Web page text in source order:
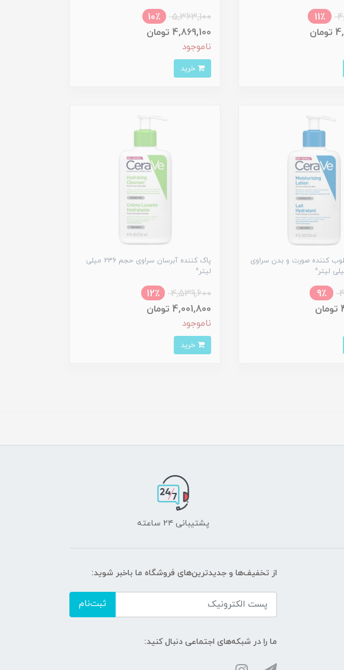
11٪
5,363,100
10٪
4,869,100 تومان
ناموجود
خرید
کننده صورت و بدن سراوی
9٪
پاک کننده آبرسان سراوی حجم 236 میلی
لیتر^
4,539,600
12٪
4,001,800 تومان
ناموجود
خرید
پشتیبانی ۲۴ ساعته
از تخفیف‌ها و جدیدترین‌های فروشگاه ما باخبر شوید:
ثبت‌نام
ما را در شبکه‌های اجتماعی دنبال کنید: